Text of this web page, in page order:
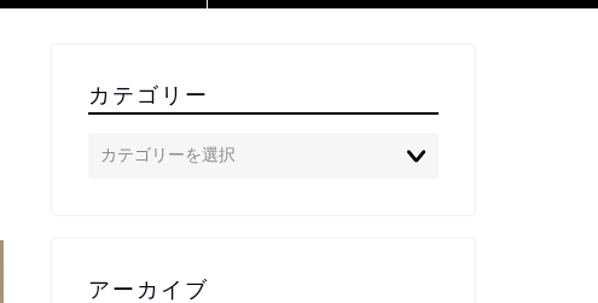
カテゴリー
アーカイブ